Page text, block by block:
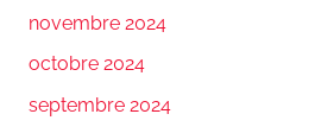
novembre 2024
octobre 2024
septembre 2024